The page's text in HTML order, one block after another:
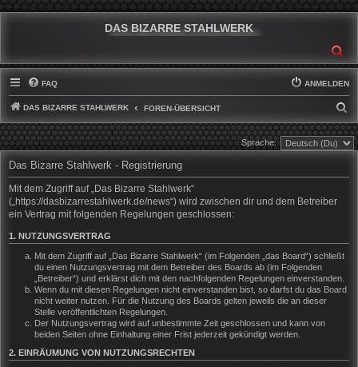
DAS BIZARRE STAHLWERK
FAQ ANMELDEN
DAS BIZARRE STAHLWERK FOREN-ÜBERSICHT
U
C
Sprache:
Das Bizarre Stahlwerk - Registrierung
Mit dem Zugriff auf „Das Bizarre Stahlwerk“
(„https://dasbizarrestahlwerk.de/news“) wird zwischen dir und dem Betreiber
ein Vertrag mit folgenden Regelungen geschlossen:
1. NUTZUNGSVERTRAG
Mit dem Zugriff auf „Das Bizarre Stahlwerk“ (im Folgenden „das Board“) schließt
du einen Nutzungsvertrag mit dem Betreiber des Boards ab (im Folgenden
„Betreiber“) und erklärst dich mit den nachfolgenden Regelungen einverstanden.
Wenn du mit diesen Regelungen nicht einverstanden bist, so darfst du das Board
nicht weiter nutzen. Für die Nutzung des Boards gelten jeweils die an dieser
Stelle veröffentlichten Regelungen.
Der Nutzungsvertrag wird auf unbestimmte Zeit geschlossen und kann von
beiden Seiten ohne Einhaltung einer Frist jederzeit gekündigt werden.
2. EINRÄUMUNG VON NUTZUNGSRECHTEN